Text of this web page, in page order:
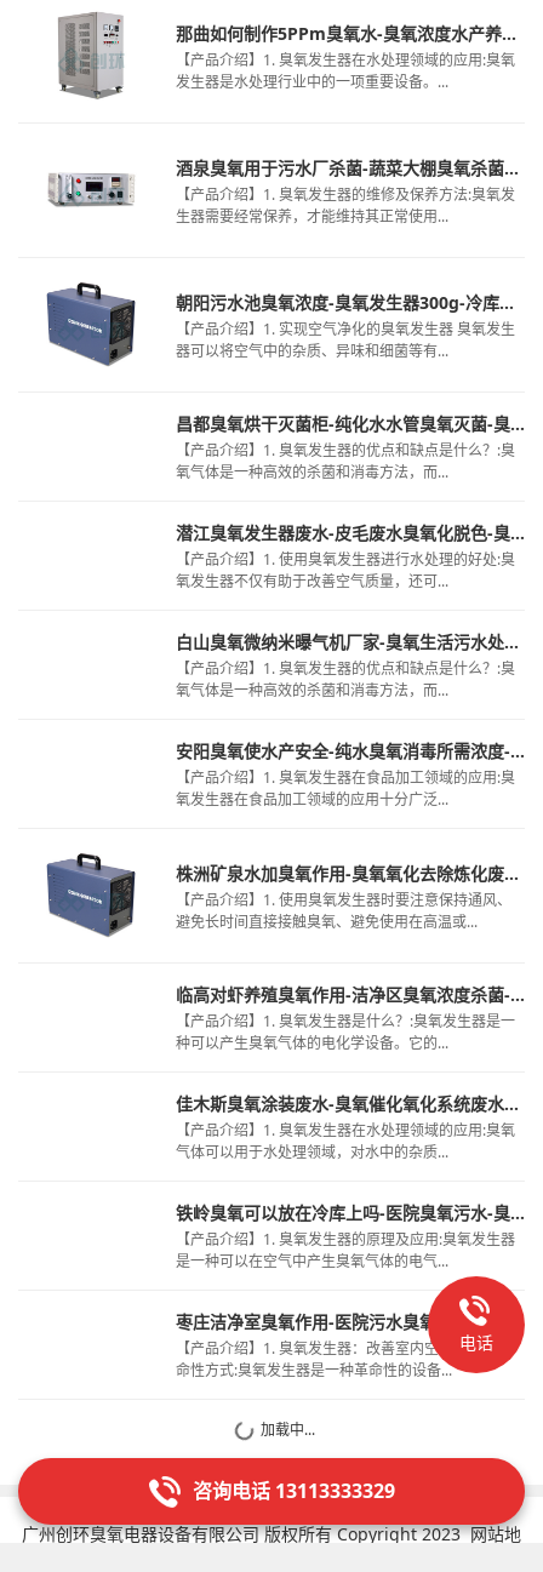
那曲如何制作5PPm臭氧水-臭氧浓度水产养殖-虾苗池用臭氧消毒
【产品介绍】1. 臭氧发生器在水处理领域的应用:臭氧
发生器是水处理行业中的一项重要设备。...
酒泉臭氧用于污水厂杀菌-蔬菜大棚臭氧杀菌机-催化臭氧纳滤膜废水
【产品介绍】1. 臭氧发生器的维修及保养方法:臭氧发
生器需要经常保养，才能维持其正常使用...
朝阳污水池臭氧浓度-臭氧发生器300g-冷库臭氧消毒设备
【产品介绍】1. 实现空气净化的臭氧发生器 臭氧发生
器可以将空气中的杂质、异味和细菌等有...
昌都臭氧烘干灭菌柜-纯化水水管臭氧灭菌-臭氧发生器价格报价
【产品介绍】1. 臭氧发生器的优点和缺点是什么？:臭
氧气体是一种高效的杀菌和消毒方法，而...
潜江臭氧发生器废水-皮毛废水臭氧化脱色-臭氧化气体处理有色废水
【产品介绍】1. 使用臭氧发生器进行水处理的好处:臭
氧发生器不仅有助于改善空气质量，还可...
白山臭氧微纳米曝气机厂家-臭氧生活污水处理-医疗污水臭氧处理制度
【产品介绍】1. 臭氧发生器的优点和缺点是什么？:臭
氧气体是一种高效的杀菌和消毒方法，而...
安阳臭氧使水产安全-纯水臭氧消毒所需浓度-洁净区臭氧浓度标准
【产品介绍】1. 臭氧发生器在食品加工领域的应用:臭
氧发生器在食品加工领域的应用十分广泛...
株洲矿泉水加臭氧作用-臭氧氧化去除炼化废水-cod臭氧比废水
【产品介绍】1. 使用臭氧发生器时要注意保持通风、
避免长时间直接接触臭氧、避免使用在高温或...
临高对虾养殖臭氧作用-洁净区臭氧浓度杀菌-臭氧在纯水
【产品介绍】1. 臭氧发生器是什么？:臭氧发生器是一
种可以产生臭氧气体的电化学设备。它的...
佳木斯臭氧涂装废水-臭氧催化氧化系统废水处理-超纯水RO进水臭氧
【产品介绍】1. 臭氧发生器在水处理领域的应用:臭氧
气体可以用于水处理领域，对水中的杂质...
铁岭臭氧可以放在冷库上吗-医院臭氧污水-臭氧脱色装置
【产品介绍】1. 臭氧发生器的原理及应用:臭氧发生器
是一种可以在空气中产生臭氧气体的电气...
【产品介绍】1. 臭氧发生器：改善室内空气质量的革
命性方式:臭氧发生器是一种革命性的设备...
加载中...
广州创环臭氧电器设备有限公司 版权所有 Copyright 2023网站地
电话
咨询电话 13113333329